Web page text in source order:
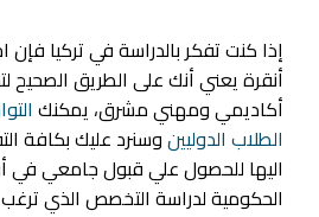
إذا كنت تفكر بالدراسة في تركيا فإن
أنقرة يعني أنك على الطريق الصحيح
أكاديمي ومهني مشرق، يمكنك
الطلاب الدوليينوسنرد عليك بكافة
اليها للحصول علي قبول جامعي
الحكومية لدراسة التخصص الذي